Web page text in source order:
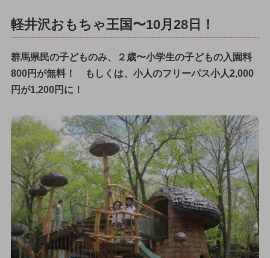
軽井沢おもちゃ王国〜10月28日！
群馬県民の子どものみ、２歳〜小学生の子どもの入園料
800円が無料！ もしくは、小人のフリーパス小人2,000
円が1,200円に！